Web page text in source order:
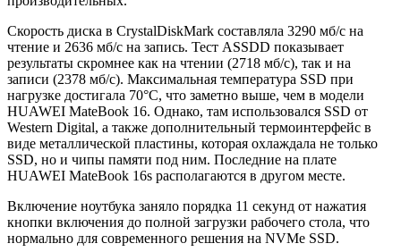
Скорость диска в CrystalDiskMark составляла 3290 мб/c на
чтение и 2636 мб/c на запись. Тест ASSDD показывает
результаты скромнее как на чтении (2718 мб/с), так и на
записи (2378 мб/с). Максимальная температура SSD при
нагрузке достигала 70°C, что заметно выше, чем в модели
HUAWEI MateBook 16. Однако, там использовался SSD от
Western Digital, а также дополнительный термоинтерфейс в
виде металлической пластины, которая охлаждала не только
SSD, но и чипы памяти под ним. Последние на плате
HUAWEI MateBook 16s располагаются в другом месте.
Включение ноутбука заняло порядка 11 секунд от нажатия
кнопки включения до полной загрузки рабочего стола, что
нормально для современного решения на NVMe SSD.